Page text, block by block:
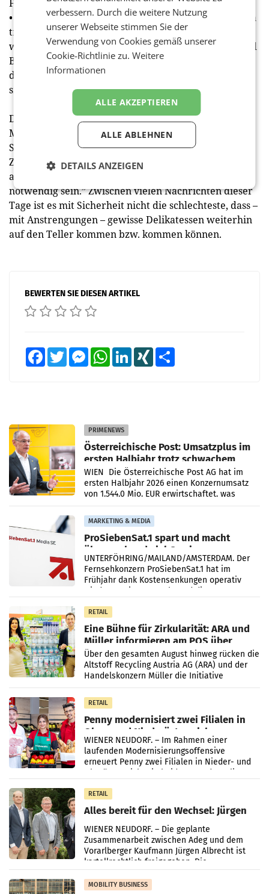
Feige, Olive, Granatapfel oder Mandel.
• Extra Dry:Hier werden Pflanzen gezeigt, die extrem
trockenheitsresistent sind und daher auch mit sehr
wenig Wasser auskommen. Sanddorn, Wacholder und
Berberitze sind aber stachelig und erschweren
dadurch die Ernte. Weingartenpfirsich und Quitte
sind genügsam.
Diese Obstsorten stellen im derzeitigen
Marmeladenspektrum nur eine Minderheit dar.
Schauer bilanziert: „Aus meiner Sicht wird auch in
Zukunft kein Weg an der Marille vorbeiführen –
allerdings werden größere Schutzmaßnahmen
notwendig sein.” Zwischen vielen Nachrichten dieser
Tage ist es mit Sicherheit nicht die schlechteste, dass –
mit Anstrengungen – gewisse Delikatessen weiterhin
auf den Teller kommen bzw. kommen können.
BEWERTEN SIE DIESEN ARTIKEL
FacebookTwitter MessengerWhatsAppLinkedInXING
PRIMENEWS
Österreichische Post: Umsatzplus im
ersten Halbjahr trotz schwachem
Briefgeschäft
WIEN Die Österreichische Post AG hat im
ersten Halbjahr 2026 einen Konzernumsatz
von 1.544,0 Mio. EUR erwirtschaftet, was
einem Plus von 3,8 Prozent gegenüber dem
Vergleichszeitraum
MARKETING & MEDIA
ProSiebenSat.1 spart und macht
überraschend viel Gewinn
UNTERFÖHRING/MAILAND/AMSTERDAM. Der
Fernsehkonzern ProSiebenSat.1 hat im
Frühjahr dank Kostensenkungen operativ
wieder Gewinn gemacht und die
RETAIL
Eine Bühne für Zirkularität: ARA und
Müller informieren am POS über
Kreislauffähigkeit
Über den gesamten August hinweg rücken die
Altstoff Recycling Austria AG (ARA) und der
Handelskonzern Müller die Initiative
„Kreislauf-Helden“ in allen österreichischen
Müller-Filialen
RETAIL
Penny modernisiert zwei Filialen in
Ober- und Niederösterreich
WIENER NEUDORF. – Im Rahmen einer
laufenden Modernisierungsoffensive
erneuert Penny zwei Filialen in Nieder- und
Oberösterreich. Die beiden Standorte liegen
RETAIL
Alles bereit für den Wechsel: Jürgen
Albrecht setzt ab 1.1.2027 auf Adeg
WIENER NEUDORF. – Die geplante
Zusammenarbeit zwischen Adeg und dem
Vorarlberger Kaufmann Jürgen Albrecht ist
kartellrechtlich freigegeben: Die
Bundeswettbewerbsbehörde und der
Bundeskartellanwalt
MOBILITY BUSINESS
verbessern. Durch die weitere Nutzung
unserer Webseite stimmen Sie der
Verwendung von Cookies gemäß unserer
Cookie-Richtlinie zu.Weitere
Informationen
ALLE AKZEPTIEREN
ALLE ABLEHNEN
DETAILS ANZEIGEN